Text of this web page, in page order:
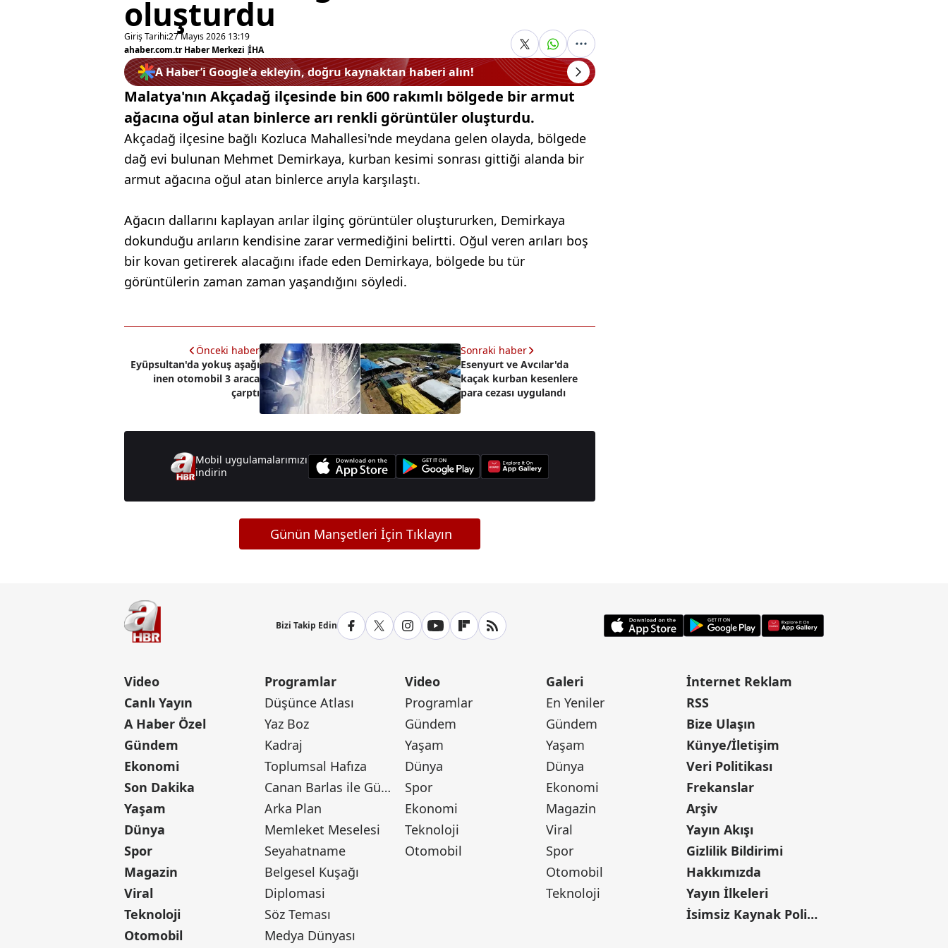
oluşturdu
Giriş Tarihi:27 Mayıs 2026 13:19
ahaber.com.tr Haber Merkezi |İHA
A Haber’i Google'a ekleyin, doğru kaynaktan haberi alın!
Malatya'nın Akçadağ ilçesinde bin 600 rakımlı bölgede bir armut
ağacına oğul atan binlerce arı renkli görüntüler oluşturdu.
Akçadağ ilçesine bağlı Kozluca Mahallesi'nde meydana gelen olayda, bölgede
dağ evi bulunan Mehmet Demirkaya, kurban kesimi sonrası gittiği alanda bir
armut ağacına oğul atan binlerce arıyla karşılaştı.
Ağacın dallarını kaplayan arılar ilginç görüntüler oluştururken, Demirkaya
dokunduğu arıların kendisine zarar vermediğini belirtti. Oğul veren arıları boş
bir kovan getirerek alacağını ifade eden Demirkaya, bölgede bu tür
görüntülerin zaman zaman yaşandığını söyledi.
Önceki haber
Eyüpsultan'da yokuş aşağı
inen otomobil 3 araca
çarptı
Sonraki haber
Esenyurt ve Avcılar'da
kaçak kurban kesenlere
para cezası uygulandı
Mobil uygulamalarımızı
indirin
Günün Manşetleri İçin Tıklayın
Bizi Takip Edin
Video
Canlı Yayın
A Haber Özel
Gündem
Ekonomi
Son Dakika
Yaşam
Dünya
Spor
Magazin
Viral
Teknoloji
Otomobil
Programlar
Düşünce Atlası
Yaz Boz
Kadraj
Toplumsal Hafıza
Canan Barlas ile Gündem
Arka Plan
Memleket Meselesi
Seyahatname
Belgesel Kuşağı
Diplomasi
Söz Teması
Medya Dünyası
Video
Programlar
Gündem
Yaşam
Dünya
Spor
Ekonomi
Teknoloji
Otomobil
Galeri
En Yeniler
Gündem
Yaşam
Dünya
Ekonomi
Magazin
Viral
Spor
Otomobil
Teknoloji
İnternet Reklam
RSS
Bize Ulaşın
Künye/İletişim
Veri Politikası
Frekanslar
Arşiv
Yayın Akışı
Gizlilik Bildirimi
Hakkımızda
Yayın İlkeleri
İsimsiz Kaynak Politikası